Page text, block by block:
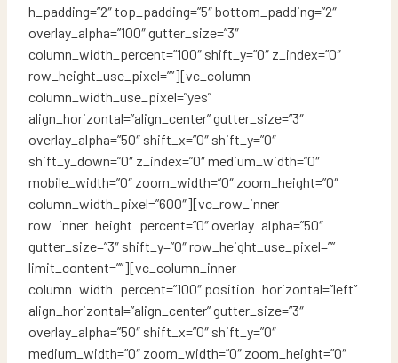
h_padding=”2″ top_padding=”5″ bottom_padding=”2″
overlay_alpha=”100″ gutter_size=”3″
column_width_percent=”100″ shift_y=”0″ z_index=”0″
row_height_use_pixel=””][vc_column
column_width_use_pixel=”yes”
align_horizontal=”align_center” gutter_size=”3″
overlay_alpha=”50″ shift_x=”0″ shift_y=”0″
shift_y_down=”0″ z_index=”0″ medium_width=”0″
mobile_width=”0″ zoom_width=”0″ zoom_height=”0″
column_width_pixel=”600″][vc_row_inner
row_inner_height_percent=”0″ overlay_alpha=”50″
gutter_size=”3″ shift_y=”0″ row_height_use_pixel=””
limit_content=””][vc_column_inner
column_width_percent=”100″ position_horizontal=”left”
align_horizontal=”align_center” gutter_size=”3″
overlay_alpha=”50″ shift_x=”0″ shift_y=”0″
medium_width=”0″ zoom_width=”0″ zoom_height=”0″